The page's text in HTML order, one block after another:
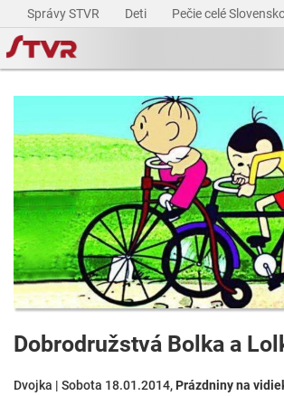
Správy STVR Deti Pečie celé
Dobrodružstvá Bolka a
Dvojka | Sobota 18.01.2014, Prázdniny na